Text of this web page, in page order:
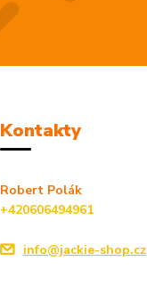
Kontakty
Robert Polák
+420606494961
info@jackie-shop.cz